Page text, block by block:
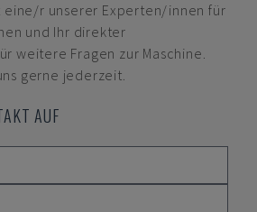
eine/r unserer Experten/innen für
und Ihr direkter
weitere Fragen zur Maschine.
gerne jederzeit.
AUF